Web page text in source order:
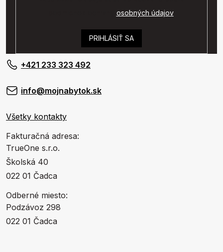
osobných údajov.
PRIHLÁSIŤ SA
+421 233 323 492
info@mojnabytok.sk
Všetky kontakty
Fakturačná adresa:
TrueOne s.r.o.
Školská 40
022 01 Čadca
Odberné miesto:
Podzávoz 298
022 01 Čadca